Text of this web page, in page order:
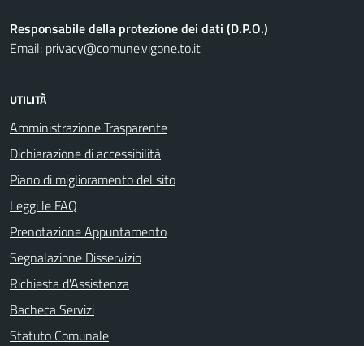
Responsabile della protezione dei dati (D.P.O.)
Email: privacy@comune.vigone.to.it
UTILITÀ
Amministrazione Trasparente
Dichiarazione di accessibilità
Piano di miglioramento del sito
Leggi le FAQ
Prenotazione Appuntamento
Segnalazione Disservizio
Richiesta d'Assistenza
Bacheca Servizi
Statuto Comunale